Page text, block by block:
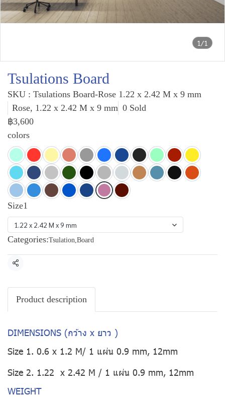
1/1
Tsulations Board
SKU : Tsulations Board-Rose 1.22 x 2.42 M x 9 mm
Rose, 1.22 x 2.42 M x 9 mm 0 Sold
฿3,600
colors
Size1
1.22 x 2.42 M x 9 mm
Categories:Tsulation,Board
Share
Product description
DIMENSIONS (กว้าง x ยาว )
Size 1. 0.6 x 1.2 M/ 1 แผ่น 0.9 mm, 12mm
Size 2. 1.22 x 2.42 M / 1 แผ่น 0.9 mm, 12mm
WEIGHT